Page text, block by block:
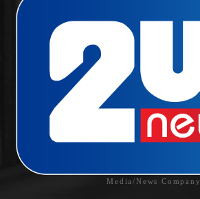
Media/News Company